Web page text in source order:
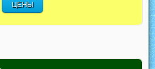
ЦЕНЫ